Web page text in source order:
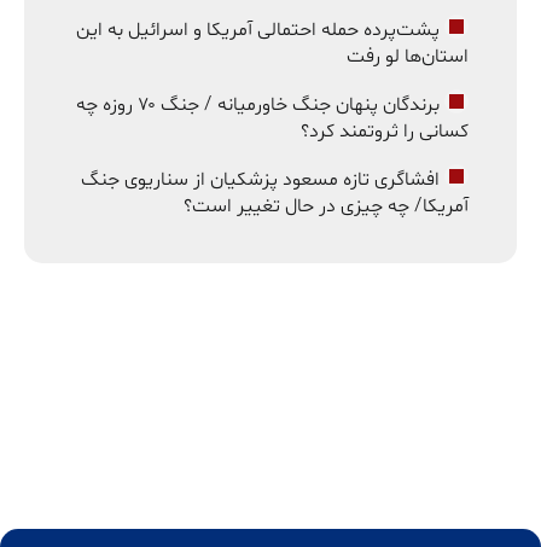
پشت‌پرده حمله احتمالی آمریکا و اسرائیل به این
استان‌ها لو رفت
برندگان پنهان جنگ خاورمیانه / جنگ ۷۰ روزه چه
کسانی را ثروتمند کرد؟
افشاگری تازه مسعود پزشکیان از سناریوی جنگ
آمریکا/ چه چیزی در حال تغییر است؟